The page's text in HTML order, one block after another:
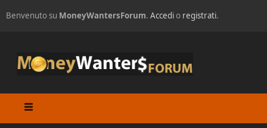
Benvenuto su MoneyWantersForum. Accedio registrati.